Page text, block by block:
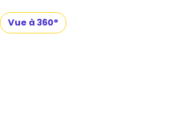
Vue à 360°